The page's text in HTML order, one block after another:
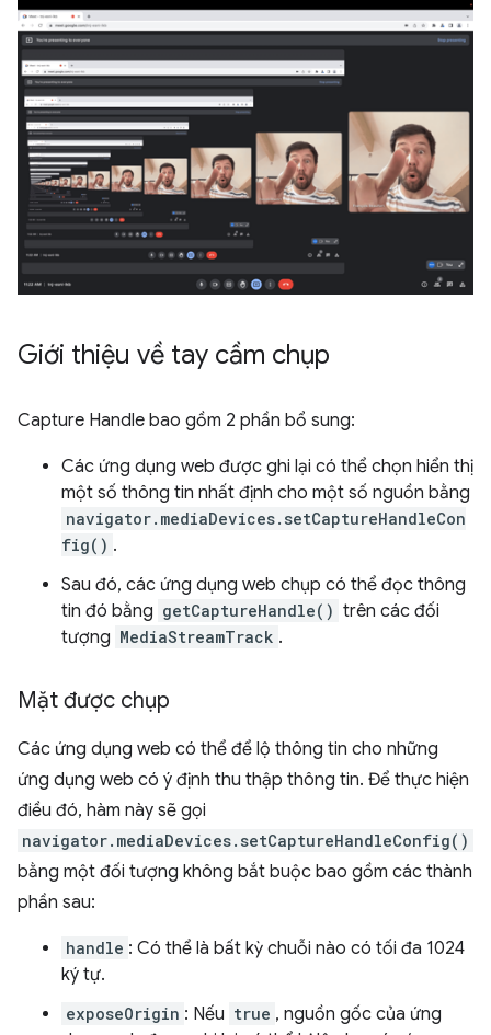
Giới thiệu về tay cầm chụp
Capture Handle bao gồm 2 phần bổ sung:
Các ứng dụng web được ghi lại có thể chọn hiển thị
một số thông tin nhất định cho một số nguồn bằng
navigator.mediaDevices.setCaptureHandleCon
fig() .
Sau đó, các ứng dụng web chụp có thể đọc thông
tin đó bằng getCaptureHandle() trên các đối
tượng MediaStreamTrack .
Mặt được chụp
Các ứng dụng web có thể để lộ thông tin cho những
ứng dụng web có ý định thu thập thông tin. Để thực hiện
điều đó, hàm này sẽ gọi
navigator.mediaDevices.setCaptureHandleConfig()
bằng một đối tượng không bắt buộc bao gồm các thành
phần sau:
handle : Có thể là bất kỳ chuỗi nào có tối đa 1024
ký tự.
exposeOrigin : Nếu true , nguồn gốc của ứng